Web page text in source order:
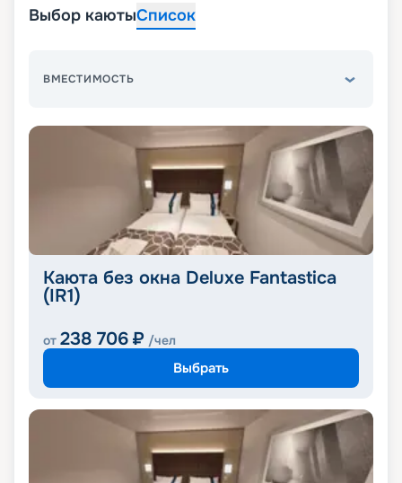
Выбор каютыСписок
ВМЕСТИМОСТЬ
Каюта без окна Deluxe Fantastica
(IR1)
от 238 706 ₽ /чел
Выбрать